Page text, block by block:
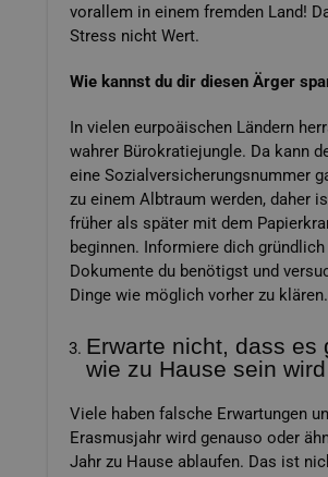
vorallem in einem fremden Land!
Stress nicht Wert.
Wie kannst du dir diesen Ärger
In vielen eurpoäischen Ländern
wahrer Bürokratiejungle. Da kann
eine Sozialversicherungsnummer
zu einem Albtraum werden, daher
früher als später mit dem
beginnen. Informiere dich
Dokumente du benötigst und
Dinge wie möglich vorher zu klären.
Erwarte nicht, dass es
wie zu Hause sein wird
Viele haben falsche Erwartungen
Erasmusjahr wird genauso oder
Jahr zu Hause ablaufen. Das ist